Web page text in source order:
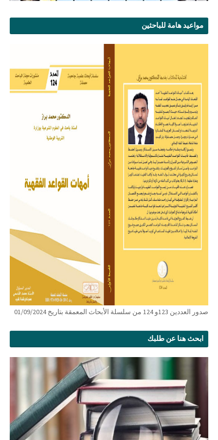
مواعيد هامة للباحثين
صدور العددين 123و 124 من سلسلة الأبحاث المعمقة بتاريخ 01/09/2024
ابحث هنا عن طلبك